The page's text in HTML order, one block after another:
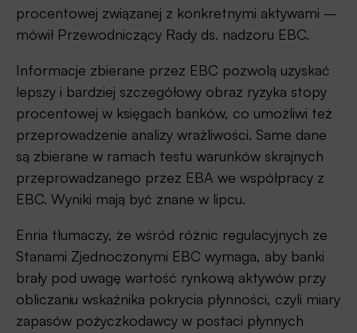
procentowej związanej z konkretnymi aktywami –
mówił Przewodniczący Rady ds. nadzoru EBC. ​​
Informacje zbierane przez EBC pozwolą uzyskać
lepszy i bardziej szczegółowy obraz ryzyka stopy
procentowej w księgach banków, co umożliwi też
przeprowadzenie analizy wrażliwości. Same dane
są zbierane w ramach testu warunków skrajnych
przeprowadzanego przez EBA we współpracy z
EBC. Wyniki mają być znane w lipcu.
Enria tłumaczy, że wśród różnic regulacyjnych ze
Stanami Zjednoczonymi EBC wymaga, aby banki
brały pod uwagę wartość rynkową aktywów przy
obliczaniu wskaźnika pokrycia płynności, czyli miary
zapasów pożyczkodawcy w postaci płynnych